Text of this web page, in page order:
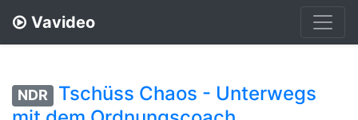
Vavideo
NDR
Tschüss Chaos - Unterwegs